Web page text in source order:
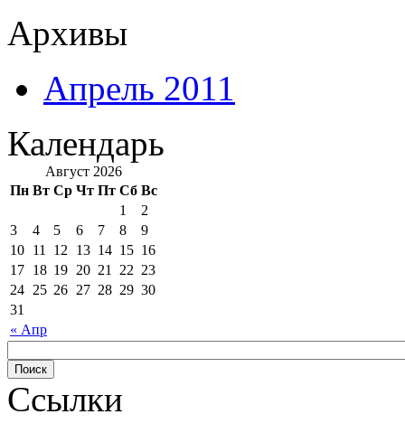
Архивы
Апрель 2011
Календарь
Август 2026
Пн Вт Ср Чт Пт Сб Вс
« Апр
1
2
3
4 5 6 7 8
9
10 11 12 13 14 15 16
17 18 19 20 21 22 23
24 25 26 27 28 29 30
31
Ссылки